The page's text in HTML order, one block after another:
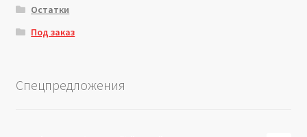
Остатки
Под заказ
Спецпредложения